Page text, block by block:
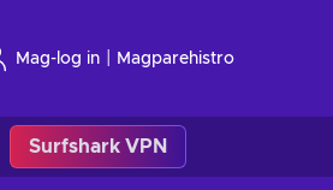
Mag-log in Magparehistro
Surfshark VPN